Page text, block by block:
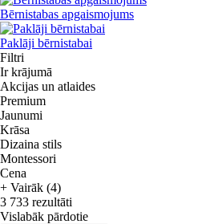
Bērnistabas apgaismojums
Paklāji bērnistabai
Filtri
Ir krājumā
Akcijas un atlaides
Premium
Jaunumi
Krāsa
Dizaina stils
Montessori
Cena
+ Vairāk (4)
3 733 rezultāti
Vislabāk pārdotie